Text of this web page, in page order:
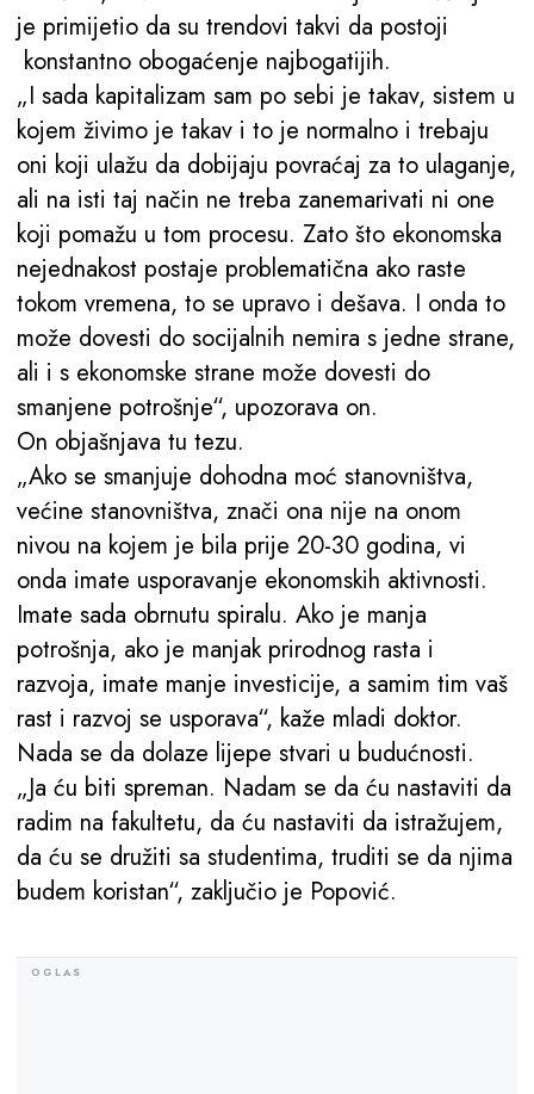
je primijetio da su trendovi takvi da postoji
konstantno obogaćenje najbogatijih.
„I sada kapitalizam sam po sebi je takav, sistem u
kojem živimo je takav i to je normalno i trebaju
oni koji ulažu da dobijaju povraćaj za to ulaganje,
ali na isti taj način ne treba zanemarivati ni one
koji pomažu u tom procesu. Zato što ekonomska
nejednakost postaje problematična ako raste
tokom vremena, to se upravo i dešava. I onda to
može dovesti do socijalnih nemira s jedne strane,
ali i s ekonomske strane može dovesti do
smanjene potrošnje“, upozorava on.
On objašnjava tu tezu.
„Ako se smanjuje dohodna moć stanovništva,
većine stanovništva, znači ona nije na onom
nivou na kojem je bila prije 20-30 godina, vi
onda imate usporavanje ekonomskih aktivnosti.
Imate sada obrnutu spiralu. Ako je manja
potrošnja, ako je manjak prirodnog rasta i
razvoja, imate manje investicije, a samim tim vaš
rast i razvoj se usporava“, kaže mladi doktor.
Nada se da dolaze lijepe stvari u budućnosti.
„Ja ću biti spreman. Nadam se da ću nastaviti da
radim na fakultetu, da ću nastaviti da istražujem,
da ću se družiti sa studentima, truditi se da njima
budem koristan“, zaključio je Popović.